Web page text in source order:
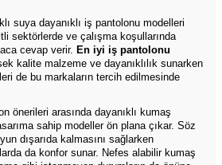
suya dayanıklı iş pantolonu modelleri
sektörlerde ve çalışma koşullarında
cevap verir. En iyi iş pantolonu
kalite malzeme ve dayanıklılık sunarken
de bu markaların tercih edilmesinde
önerileri arasında dayanıklı kumaş
sahip modeller ön plana çıkar. Söz
dışarıda kalmasını sağlarken
da konfor sunar. Nefes alabilir kumaş